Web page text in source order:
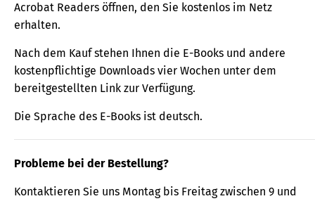
Acrobat Readers öffnen, den Sie kostenlos im Netz
erhalten.
Nach dem Kauf stehen Ihnen die E-Books und andere
kostenpflichtige Downloads vier Wochen unter dem
bereitgestellten Link zur Verfügung.
Die Sprache des E-Books ist deutsch.
Probleme bei der Bestellung?
Kontaktieren Sie uns Montag bis Freitag zwischen 9 und